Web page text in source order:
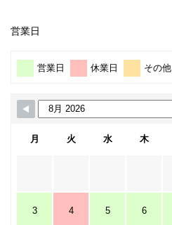
営業日
営業日 休業日 その他
月 火 水 木
3 4 5 6